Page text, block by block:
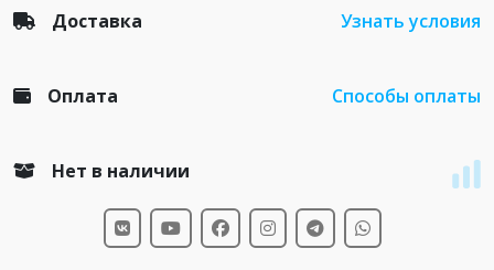
Доставка Узнать условия
Оплата Способы оплаты
Нет в наличии